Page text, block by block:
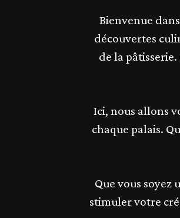
Bienvenue
découvertes
de la
Ici, nous allons
chaque palais.
Que vous
stimuler votre